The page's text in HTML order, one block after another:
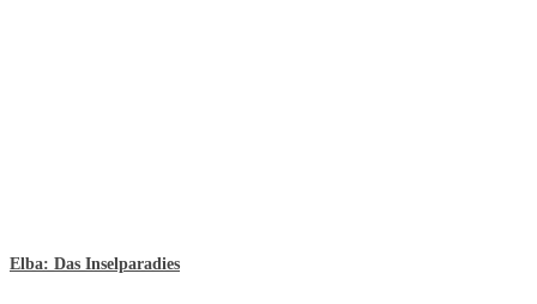
Elba: Das Inselparadies